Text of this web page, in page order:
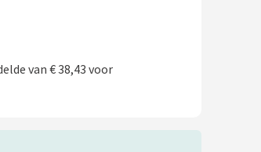
van € 38,43 voor